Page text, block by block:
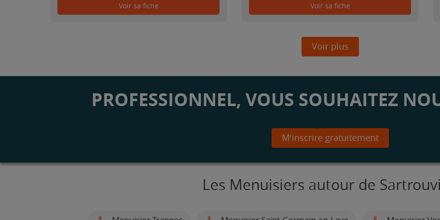
Voir sa fiche Voir sa fiche
Voir plus
PROFESSIONNEL, VOUS SOUHAITEZ
M'inscrire gratuitement
Les Menuisiers autour de